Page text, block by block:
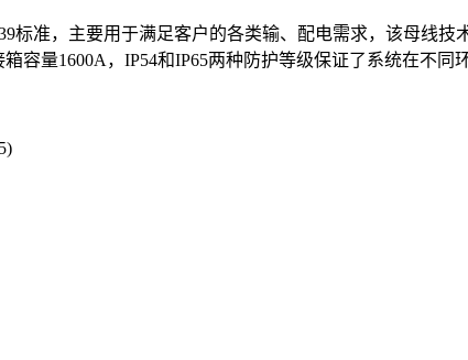
标准，主要用于满足客户的各类输、配电需求，该母线
容量1600A，IP54和IP65两种防护等级保证了系统在不同